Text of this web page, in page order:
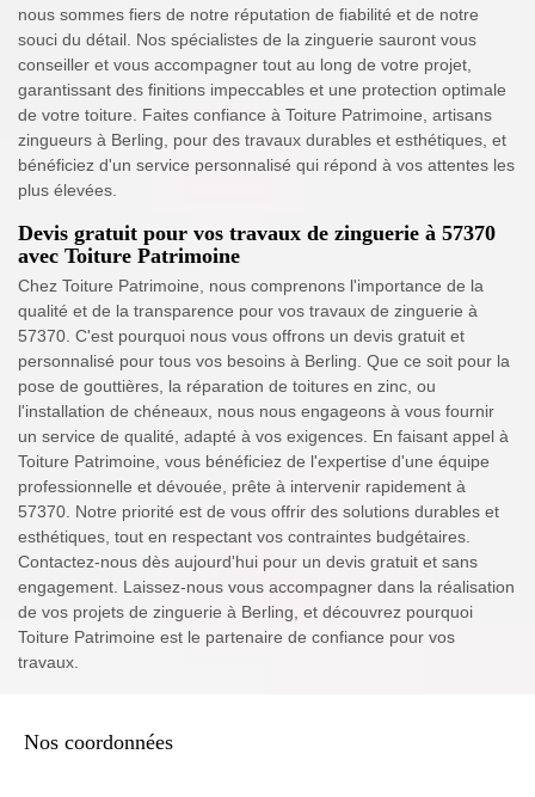
nous sommes fiers de notre réputation de fiabilité et de notre
souci du détail. Nos spécialistes de la zinguerie sauront vous
conseiller et vous accompagner tout au long de votre projet,
garantissant des finitions impeccables et une protection optimale
de votre toiture. Faites confiance à Toiture Patrimoine, artisans
zingueurs à Berling, pour des travaux durables et esthétiques, et
bénéficiez d'un service personnalisé qui répond à vos attentes les
plus élevées.
Devis gratuit pour vos travaux de zinguerie à 57370
avec Toiture Patrimoine
Chez Toiture Patrimoine, nous comprenons l'importance de la
qualité et de la transparence pour vos travaux de zinguerie à
57370. C'est pourquoi nous vous offrons un devis gratuit et
personnalisé pour tous vos besoins à Berling. Que ce soit pour la
pose de gouttières, la réparation de toitures en zinc, ou
l'installation de chéneaux, nous nous engageons à vous fournir
un service de qualité, adapté à vos exigences. En faisant appel à
Toiture Patrimoine, vous bénéficiez de l'expertise d'une équipe
professionnelle et dévouée, prête à intervenir rapidement à
57370. Notre priorité est de vous offrir des solutions durables et
esthétiques, tout en respectant vos contraintes budgétaires.
Contactez-nous dès aujourd'hui pour un devis gratuit et sans
engagement. Laissez-nous vous accompagner dans la réalisation
de vos projets de zinguerie à Berling, et découvrez pourquoi
Toiture Patrimoine est le partenaire de confiance pour vos
travaux.
Nos coordonnées